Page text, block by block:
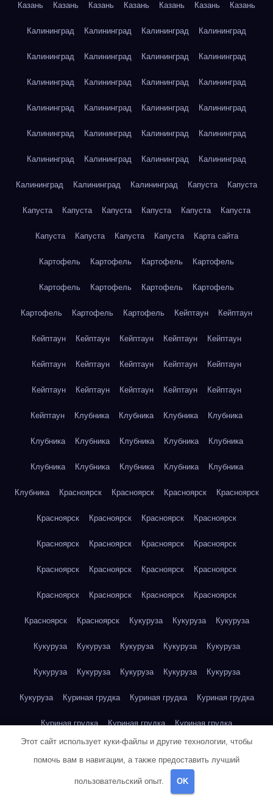
Казань Казань Казань Казань Казань Казань Казань
Калининград Калининград Калининград Калининград
Калининград Калининград Калининград Калининград
Калининград Калининград Калининград Калининград
Калининград Калининград Калининград Калининград
Калининград Калининград Калининград Калининград
Калининград Калининград Калининград Калининград
Калининград Калининград Калининград Капуста Капуста
Капуста Капуста Капуста Капуста Капуста Капуста
Капуста Капуста Капуста Капуста Карта сайта
Картофель Картофель Картофель Картофель
Картофель Картофель Картофель Картофель
Картофель Картофель Картофель Кейптаун Кейптаун
Кейптаун Кейптаун Кейптаун Кейптаун Кейптаун
Кейптаун Кейптаун Кейптаун Кейптаун Кейптаун
Кейптаун Кейптаун Кейптаун Кейптаун Кейптаун
Кейптаун Клубника Клубника Клубника Клубника
Клубника Клубника Клубника Клубника Клубника
Клубника Клубника Клубника Клубника Клубника
Клубника Красноярск Красноярск Красноярск Красноярск
Красноярск Красноярск Красноярск Красноярск
Красноярск Красноярск Красноярск Красноярск
Красноярск Красноярск Красноярск Красноярск
Красноярск Красноярск Красноярск Красноярск
Красноярск Красноярск Кукуруза Кукуруза Кукуруза
Кукуруза Кукуруза Кукуруза Кукуруза Кукуруза
Кукуруза Кукуруза Кукуруза Кукуруза Кукуруза
Кукуруза Куриная грудка Куриная грудка Куриная грудка
Куриная грудка Куриная грудка Куриная грудка
Куриная грудка Куриная грудка
Этот сайт использует куки-файлы и другие технологии, чтобы
помочь вам в навигации, а также предоставить лучший
пользовательский опыт. OK